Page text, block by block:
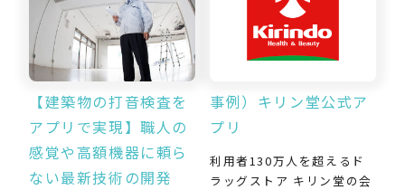
【建築物の打音検査を
アプリで実現】職人の
感覚や高額機器に頼ら
ない最新技術の開発
事例）キリン堂公式ア
プリ
利用者130万人を超えるド
ラッグストア キリン堂の会